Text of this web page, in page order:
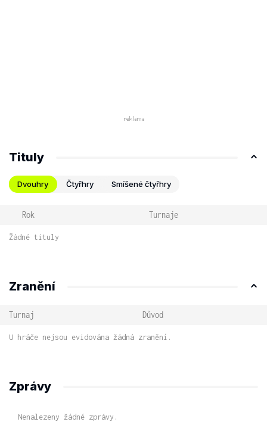
Tituly
Dvouhry Čtyřhry Smíšené čtyřhry
Rok Turnaje
Žádné tituly
Zranění
Turnaj Důvod
U hráče nejsou evidována žádná zranění.
Zprávy
Nenalezeny žádné zprávy.